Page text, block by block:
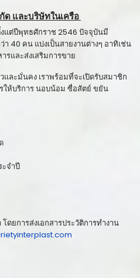
ด และบริษัทในเครือ
แต่ปีพุทธศักราช 2546 ปัจจุบันมี
40 คน แบ่งเป็นสายงานต่างๆ อาทิเช่น
และส่งเสริมการขาย
และมั่นคง เราพร้อมที่จะเปิดรับสมาชิก
ให้บริการ นอบน้อม ซื่อสัตย์ ขยัน
ะจำปี
ดยการส่งเอกสารประวัติการทำงาน